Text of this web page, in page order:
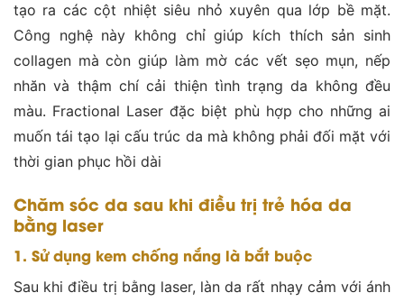
tạo ra các cột nhiệt siêu nhỏ xuyên qua lớp bề mặt.
Công nghệ này không chỉ giúp kích thích sản sinh
collagen mà còn giúp làm mờ các vết sẹo mụn, nếp
nhăn và thậm chí cải thiện tình trạng da không đều
màu. Fractional Laser đặc biệt phù hợp cho những ai
muốn tái tạo lại cấu trúc da mà không phải đối mặt với
thời gian phục hồi dài​
Chăm sóc da sau khi điều trị trẻ hóa da
bằng laser
1. Sử dụng kem chống nắng là bắt buộc
Sau khi điều trị bằng laser, làn da rất nhạy cảm với ánh